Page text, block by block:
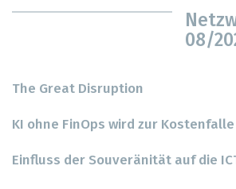
08/
The Great Disruption
KI ohne FinOps wird zur Kostenfalle
Einfluss der Souveränität auf die